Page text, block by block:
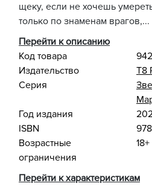
щеку, если не хочешь
только по знаменам врагов,...
Перейти к описанию
Код товара
Издательство
Т8
Серия
Год издания
ISBN
Возрастные
ограничения
18+
Перейти к характеристикам